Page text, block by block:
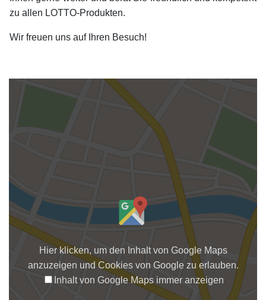
zu allen LOTTO-Produkten.
Wir freuen uns auf Ihren Besuch!
Hier klicken, um den Inhalt von Google Maps
anzuzeigen und Cookies von Google zu erlauben.
Inhalt von Google Maps immer anzeigen